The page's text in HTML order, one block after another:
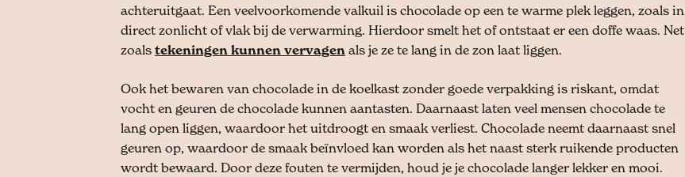
achteruitgaat. Een veelvoorkomende valkuil is chocolade op een te warme plek leggen, zoals in
direct zonlicht of vlak bij de verwarming. Hierdoor smelt het of ontstaat er een doffe waas. Net
zoals tekeningen kunnen vervagen als je ze te lang in de zon laat liggen.
Ook het bewaren van chocolade in de koelkast zonder goede verpakking is riskant, omdat
vocht en geuren de chocolade kunnen aantasten. Daarnaast laten veel mensen chocolade te
lang open liggen, waardoor het uitdroogt en smaak verliest. Chocolade neemt daarnaast snel
geuren op, waardoor de smaak beïnvloed kan worden als het naast sterk ruikende producten
wordt bewaard. Door deze fouten te vermijden, houd je je chocolade langer lekker en mooi.